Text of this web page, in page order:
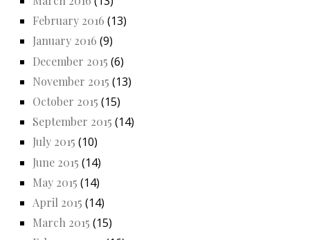
February 2016 (13)
January 2016 (9)
December 2015 (6)
November 2015 (13)
October 2015 (15)
September 2015 (14)
July 2015 (10)
June 2015 (14)
May 2015 (14)
April 2015 (14)
March 2015 (15)